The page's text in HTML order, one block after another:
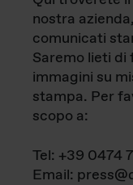
nostra
comunicati
Saremo lieti
immagini su
stampa. Per
scopo a:
Tel: +39 0474
Email: